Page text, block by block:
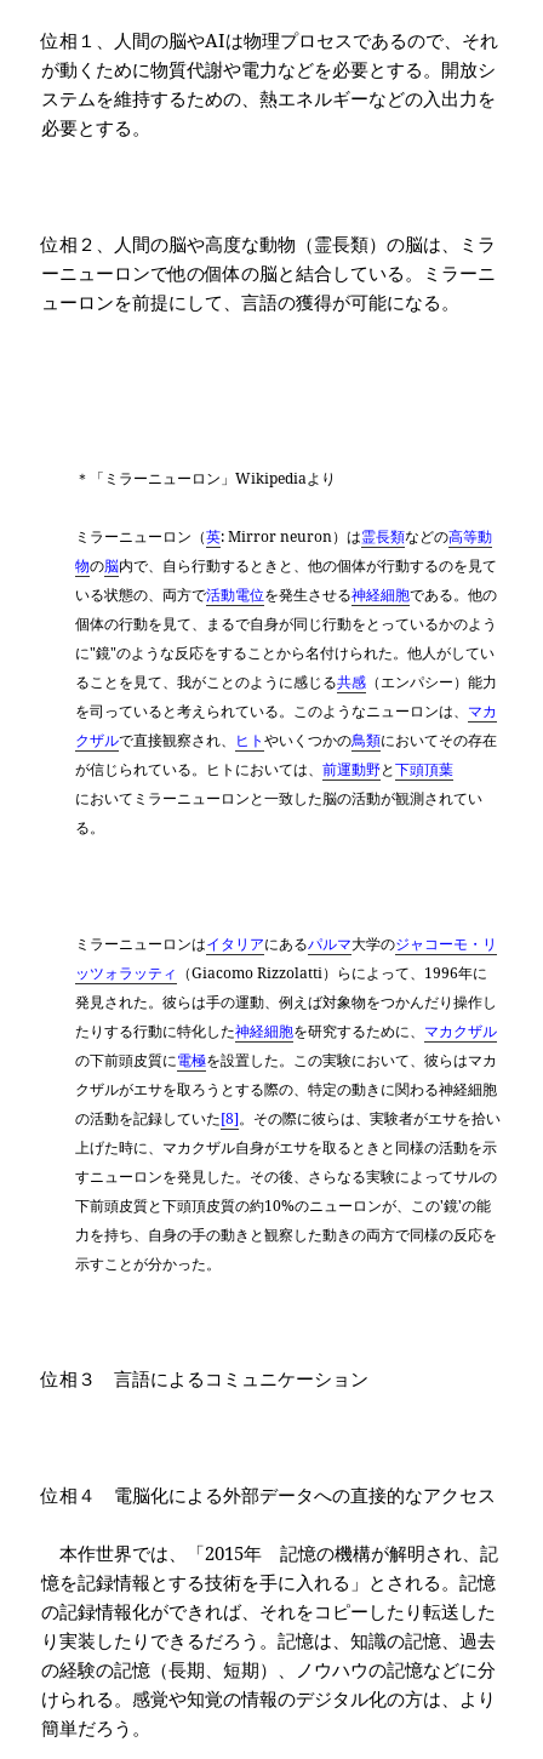
位相１、人間の脳やAIは物理プロセスであるので、それ
が動くために物質代謝や電力などを必要とする。開放シ
ステムを維持するための、熱エネルギーなどの入出力を
必要とする。
位相２、人間の脳や高度な動物（霊長類）の脳は、ミラ
ーニューロンで他の個体の脳と結合している。ミラーニ
ューロンを前提にして、言語の獲得が可能になる。
＊「ミラーニューロン」Wikipediaより
ミラーニューロン（英: Mirror neuron）は霊長類などの高等動
物の脳内で、自ら行動するときと、他の個体が行動するのを見て
いる状態の、両方で活動電位を発生させる神経細胞である。他の
個体の行動を見て、まるで自身が同じ行動をとっているかのよう
に"鏡"のような反応をすることから名付けられた。他人がしてい
ることを見て、我がことのように感じる共感 （エンパシー）能力
を司っていると考えられている。このようなニューロンは、 マカ
クザルで直接観察され、 ヒトやいくつかの鳥類においてその存在
が信じられている。ヒトにおいては、前運動野と下頭頂葉
においてミラーニューロンと一致した脳の活動が観測されてい
る。
ミラーニューロンはイタリアにあるパルマ大学のジャコーモ・リ
ッツォラッティ （Giacomo Rizzolatti）らによって、 1996年に
発見された。彼らは手の運動、例えば対象物をつかんだり操作し
たりする行動に特化した神経細胞を研究するために、 マカクザル
の下前頭皮質に電極を設置した。この実験において、彼らはマカ
クザルがエサを取ろうとする際の、特定の動きに関わる神経細胞
の活動を記録していた[8]。その際に彼らは、実験者がエサを拾い
上げた時に、マカクザル自身がエサを取るときと同様の活動を示
すニューロンを発見した。その後、さらなる実験によってサルの
下前頭皮質と下頭頂皮質の約10%のニューロンが、この'鏡'の能
力を持ち、自身の手の動きと観察した動きの両方で同様の反応を
示すことが分かった。
位相３ 言語によるコミュニケーション
位相４ 電脳化による外部データへの直接的なアクセス
本作世界では、「2015年 記憶の機構が解明され、記
憶を記録情報とする技術を手に入れる」とされる。記憶
の記録情報化ができれば、それをコピーしたり転送した
り実装したりできるだろう。記憶は、知識の記憶、過去
の経験の記憶（長期、短期）、ノウハウの記憶などに分
けられる。感覚や知覚の情報のデジタル化の方は、より
簡単だろう。